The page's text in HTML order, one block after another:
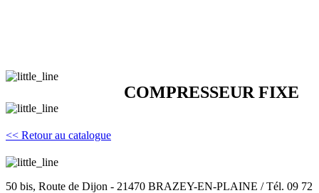
COMPRESSEUR FIXE
<< Retour au catalogue
50 bis, Route de Dijon - 21470 BRAZEY-EN-PLAINE / Tél. 09 72